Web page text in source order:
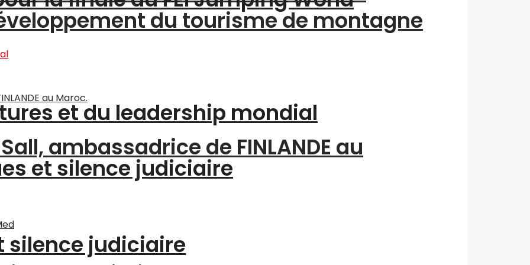
du tourisme de montagne
ambassadrice de FINLANDE au
et silence judiciaire
et du leadership mondial
silence judiciaire